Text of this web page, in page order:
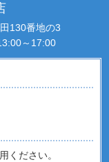
130番地の3
～17:00
ください。